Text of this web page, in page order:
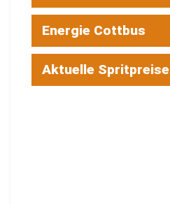
Energie Cottbus
Aktuelle Spritpreise